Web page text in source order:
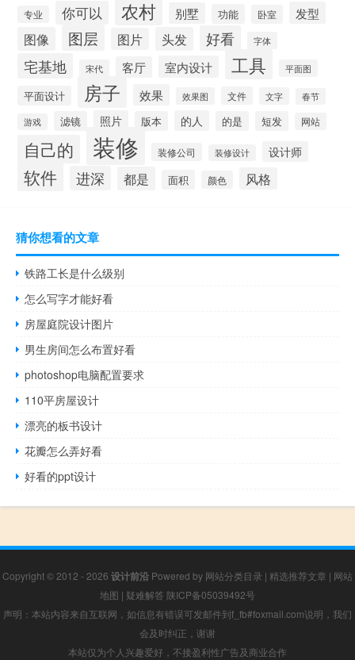
专业 你可以 农村 别墅 功能 卧室 发型
图像 图层 图片 头发 好看 字体
宅基地 宋代 客厅 室内设计 工具 平面图
平面设计 房子 效果 效果图 文件 文字 春节
游戏 滤镜 照片 版本 的人 的是 短发 网站
自己的 装修 装修公司 装修设计 设计师
软件 进深 都是 面积 颜色 风格
猜你想看的文章
铁路工长是什么级别
怎么写字才能好看
房屋庭院设计图片
男生房间怎么布置好看
photoshop电脑配置要求
110平房屋设计
漂亮的板书设计
花瓣怎么弄好看
好看的ppt设计
Copyright © 2012 - 2026 设计前沿 Powered by 网站分类目录 | 精选推荐文章 | 网站
地图 | 疑难解答 陕ICP备05039492号
声明：本站内容来自互联网，如信息有错误可发邮件到f_fb#foxmail.com说明，我们
会及时纠正，谢谢
本站仅为个人兴趣爱好，不接盈利性广告及商业合作